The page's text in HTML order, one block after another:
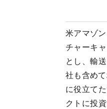
米アマゾ
チャーキ
とし、輸
社も含め
に役立て
クトに投